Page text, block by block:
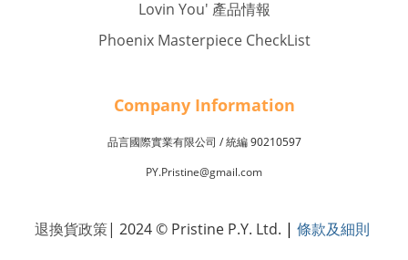
Lovin You' 產品情報
Phoenix Masterpiece CheckList
Company Information
品言國際實業有限公司 /統編90210597
PY.Pristine@gmail.com
退換貨政策| 2024 © Pristine P.Y. Ltd. | 條款及細則